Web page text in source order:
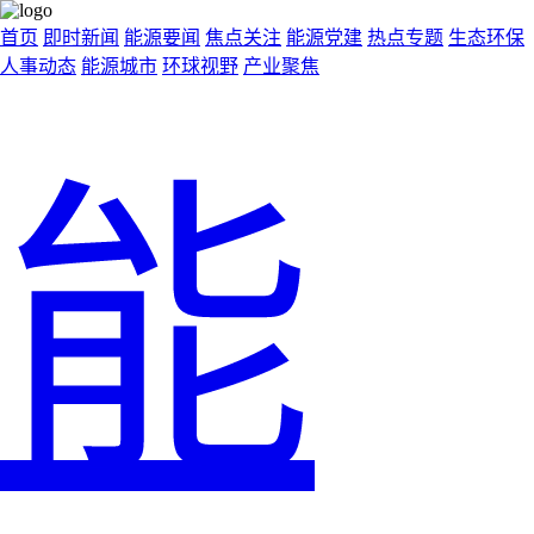
首页 即时新闻 能源要闻 焦点关注 能源党建 热点专题 生态环保
人事动态 能源城市 环球视野 产业聚焦
能